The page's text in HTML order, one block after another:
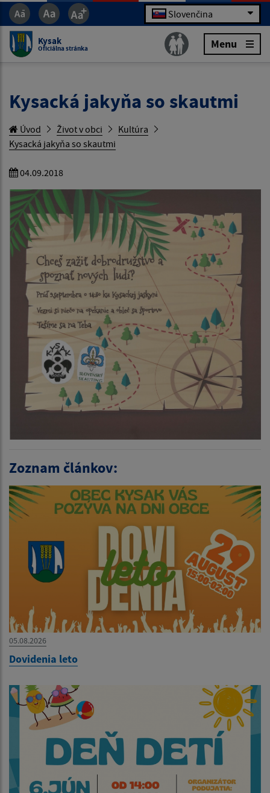
Slovenčina
Kysak
Oficiálna stránka Menu
Kysacká jakyňa so skautmi
Úvod Život v obci
Kultúra
Kysacká jakyňa so skautmi
04.09.2018
Zoznam článkov:
05.08.2026
Dovidenia leto